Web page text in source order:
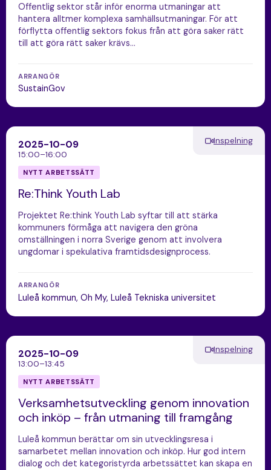
Offentlig sektor står inför enorma utmaningar att
hantera alltmer komplexa samhällsutmaningar. För att
förflytta offentlig sektors fokus från att göra saker rätt
till att göra rätt saker krävs…
ARRANGÖR
SustainGov
2025-10-09
15:00–16:00
Inspelning
NYTT ARBETSSÄTT
Re:Think Youth Lab
Projektet Re:think Youth Lab syftar till att stärka
kommuners förmåga att navigera den gröna
omställningen i norra Sverige genom att involvera
ungdomar i spekulativa framtidsdesignprocess.
ARRANGÖR
Luleå kommun, Oh My, Luleå Tekniska universitet
2025-10-09
13:00–13:45
Inspelning
NYTT ARBETSSÄTT
Verksamhetsutveckling genom innovation
och inköp – från utmaning till framgång
Luleå kommun berättar om sin utvecklingsresa i
samarbetet mellan innovation och inköp. Hur god intern
dialog och det kategoristyrda arbetssättet kan skapa en